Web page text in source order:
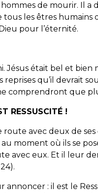
de mourir. Il a
les êtres humains
pour l’éternité.
Jésus était bel et bien
qu’il devrait
comprendront que
RESSUSCITÉ !
route avec deux de
moment où ils se
avec eux. Et il leur
: il est le